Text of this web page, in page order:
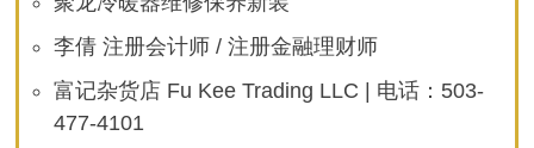
李倩 注册会计师 / 注册金融理财师
富记杂货店 Fu Kee Trading LLC | 电话：503-
477-4101